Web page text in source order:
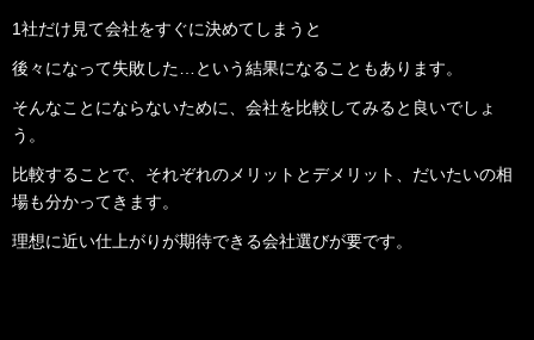
1社だけ見て会社をすぐに決めてしまうと
後々になって失敗した…という結果になることもあります。
そんなことにならないために、会社を比較してみると良いでしょ
う。
比較することで、それぞれのメリットとデメリット、だいたいの相
場も分かってきます。
理想に近い仕上がりが期待できる会社選びが要です。